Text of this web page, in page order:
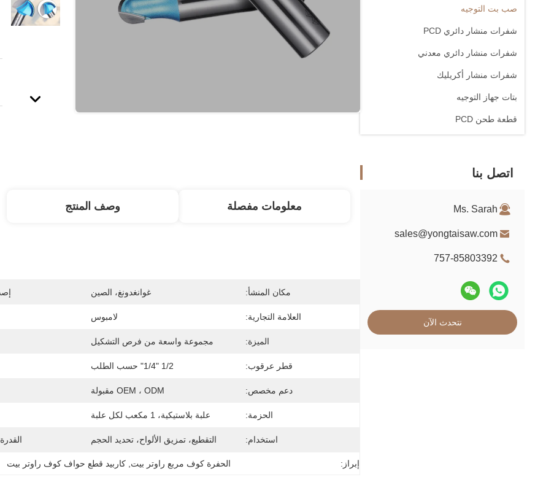
صب بت التوجيه
شفرات منشار دائري PCD
شفرات منشار دائري معدني
شفرات منشار أكريليك
بتات جهاز التوجيه
قطعة طحن PCD
اتصل بنا
Ms. Sarah
sales@yongtaisaw.com
757-85803392
نتحدث الآن
معلومات مفصلة وصف المنتج
مكان المنشأ: غوانغدونغ، الصين
العلامة التجارية: لامبوس
الميزة: مجموعة واسعة من فرص التشكيل
قطر عرقوب: 1/2 "1/4" حسب الطلب
دعم مخصص: OEM ، ODM مقبولة
الحزمة: علبة بلاستيكية، 1 مكعب لكل علبة
استخدام: التقطيع، تمزيق الألواح، تحديد الحجم
إبراز: الحفرة كوف مربع راوتر بيت , كاربيد قطع حواف كوف راوتر بيت